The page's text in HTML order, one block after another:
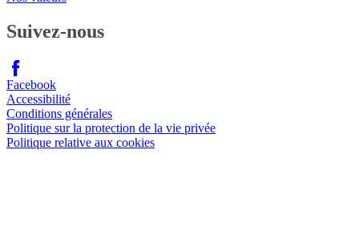
Suivez-nous
Facebook
Accessibilité
Conditions générales
Politique sur la protection de la vie privée
Politique relative aux cookies